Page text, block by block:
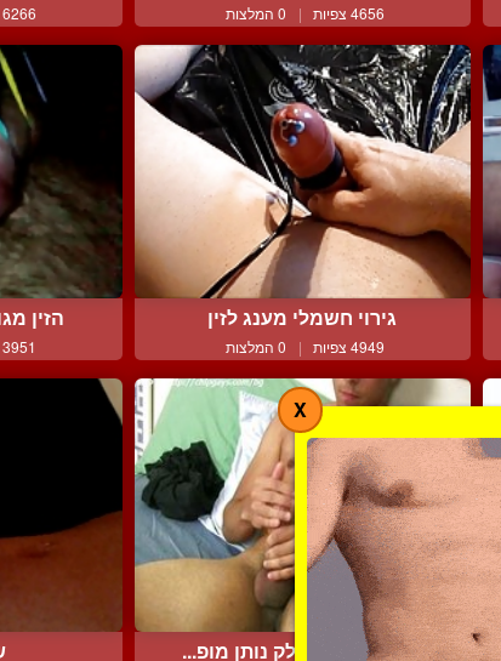
4656 צפיות | 0 המלצות 6266 צפיות
גירוי חשמלי מענג לזין
4949 צפיות | 0 המלצות
הזין
3951 צפיות
בחור עם גוף חלק נותן מופ...
X